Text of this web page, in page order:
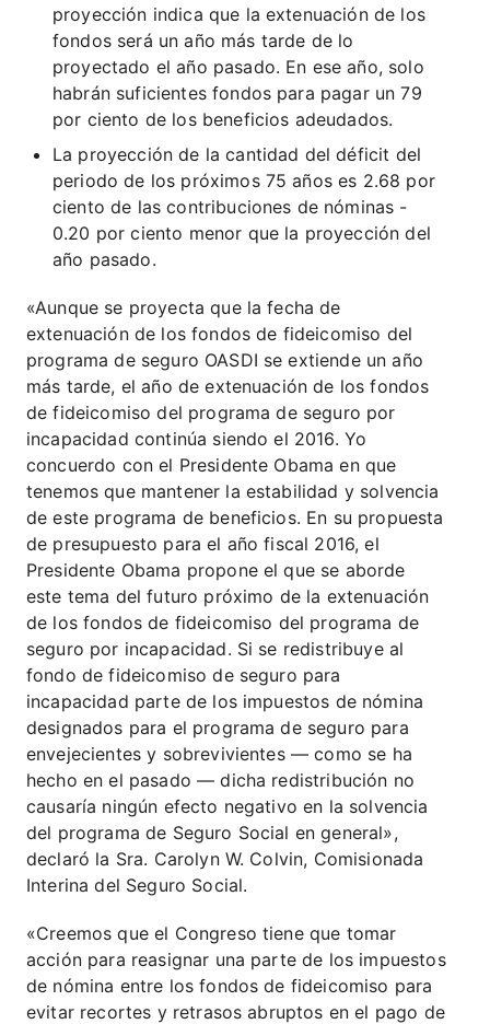
proyección indica que la extenuación de los
fondos será un año más tarde de lo
proyectado el año pasado. En ese año, solo
habrán suficientes fondos para pagar un 79
por ciento de los beneficios adeudados.
La proyección de la cantidad del déficit del
periodo de los próximos 75 años es 2.68 por
ciento de las contribuciones de nóminas -
0.20 por ciento menor que la proyección del
año pasado.
«Aunque se proyecta que la fecha de
extenuación de los fondos de fideicomiso del
programa de seguro OASDI se extiende un año
más tarde, el año de extenuación de los fondos
de fideicomiso del programa de seguro por
incapacidad continúa siendo el 2016. Yo
concuerdo con el Presidente Obama en que
tenemos que mantener la estabilidad y solvencia
de este programa de beneficios. En su propuesta
de presupuesto para el año fiscal 2016, el
Presidente Obama propone el que se aborde
este tema del futuro próximo de la extenuación
de los fondos de fideicomiso del programa de
seguro por incapacidad. Si se redistribuye al
fondo de fideicomiso de seguro para
incapacidad parte de los impuestos de nómina
designados para el programa de seguro para
envejecientes y sobrevivientes — como se ha
hecho en el pasado — dicha redistribución no
causaría ningún efecto negativo en la solvencia
del programa de Seguro Social en general»,
declaró la Sra. Carolyn W. Colvin, Comisionada
Interina del Seguro Social.
«Creemos que el Congreso tiene que tomar
acción para reasignar una parte de los impuestos
de nómina entre los fondos de fideicomiso para
evitar recortes y retrasos abruptos en el pago de